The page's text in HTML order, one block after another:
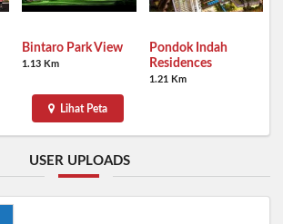
Bintaro Park View
1.13 Km
Pondok Indah
Residences
1.21 Km
Lihat Peta
USER UPLOADS